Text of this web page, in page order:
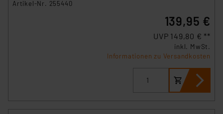
HmIP-HAP2 und HmIP-FS6
Artikel-Nr. 255440
139,95 €
UVP 149,80 € **
inkl. MwSt.
Informationen zu Versandkosten